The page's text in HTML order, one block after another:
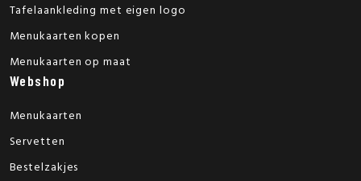
Tafelaankleding met eigen logo
Menukaarten kopen
Menukaarten op maat
Webshop
Menukaarten
Servetten
Bestelzakjes